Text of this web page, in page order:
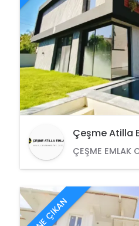
Çeşme Atilla
ÇEŞME EMLAK
ÖNE ÇIKAN